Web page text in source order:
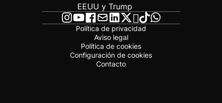
EEUU y Trump
Política de privacidad
Aviso legal
Política de cookies
Configuración de cookies
Contacto